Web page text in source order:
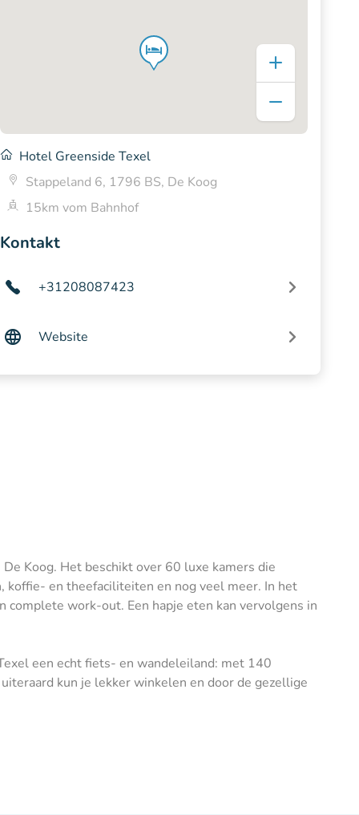
Hotel Greenside Texel
Stappeland 6, 1796 BS, De Koog
15km vom Bahnhof
Kontakt
+31208087423
Website
Koog. Het beschikt over 60 luxe kamers die
koffie- en theefaciliteiten en nog veel meer. In het
work-out. Een hapje eten kan vervolgens in
een echt fiets- en wandeleiland: met 140
kun je lekker winkelen en door de gezellige